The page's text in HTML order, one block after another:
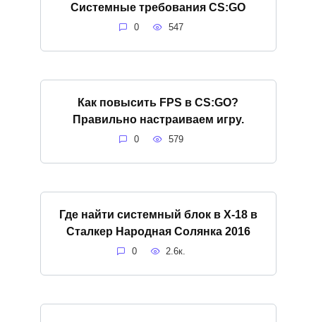
Системные требования CS:GO
0 547
Как повысить FPS в CS:GO?
Правильно настраиваем игру.
0 579
Где найти системный блок в X-18 в
Сталкер Народная Солянка 2016
0 2.6к.